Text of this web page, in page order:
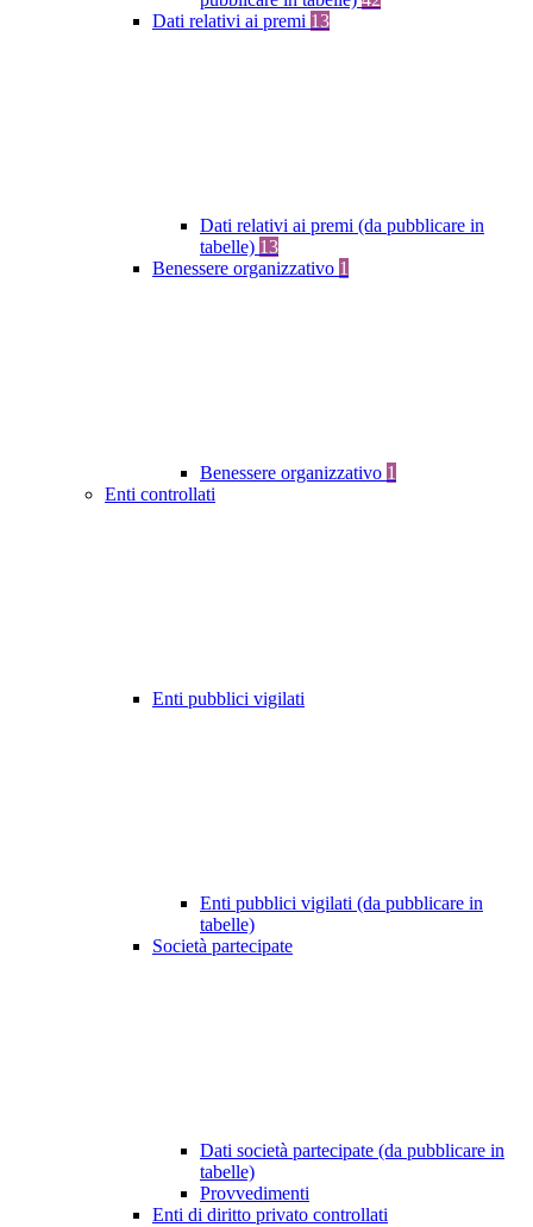
Dati relativi ai premi 13
Dati relativi ai premi (da pubblicare in
tabelle) 13
Benessere organizzativo 1
Benessere organizzativo 1
Enti controllati
Enti pubblici vigilati
Enti pubblici vigilati (da pubblicare in
tabelle)
Società partecipate
Dati società partecipate (da pubblicare in
tabelle)
Provvedimenti
Enti di diritto privato controllati